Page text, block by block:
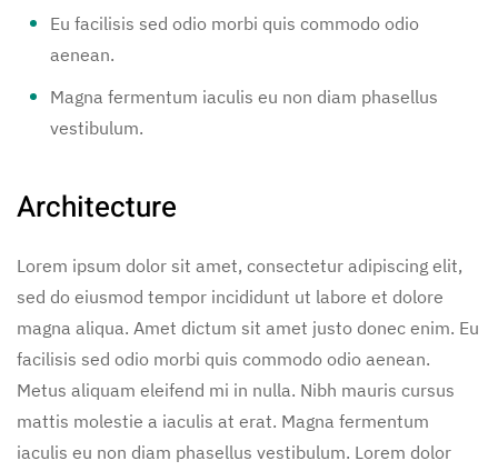
Eu facilisis sed odio morbi quis commodo odio
aenean.
Magna fermentum iaculis eu non diam phasellus
vestibulum.
Architecture
Lorem ipsum dolor sit amet, consectetur adipiscing elit,
sed do eiusmod tempor incididunt ut labore et dolore
magna aliqua. Amet dictum sit amet justo donec enim. Eu
facilisis sed odio morbi quis commodo odio aenean.
Metus aliquam eleifend mi in nulla. Nibh mauris cursus
mattis molestie a iaculis at erat. Magna fermentum
iaculis eu non diam phasellus vestibulum. Lorem dolor